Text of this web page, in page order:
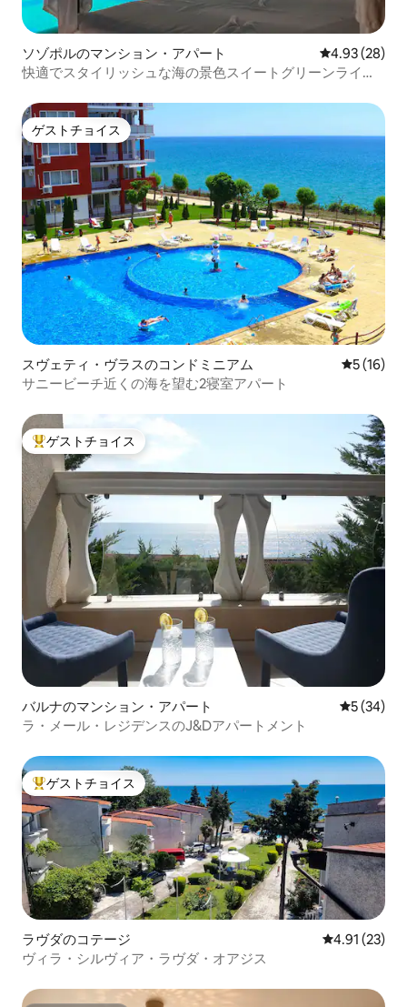
ソゾポルのマンション・アパート レビュー28
4.93 (28)
快適でスタイリッシュな海の景色スイートグリーンライフ
ゲストチョイス
ゲストチョイス
スヴェティ・ヴラスのコンドミニアム レビュー
5 (16)
サニービーチ近くの海を望む2寝室アパート
大好評のゲストチョイスです。
ゲストチョイス
バルナのマンション・アパート レビュー
5 (34)
ラ・メール・レジデンスのJ&Dアパートメント
大好評のゲストチョイスです。
ゲストチョイス
ラヴダのコテージ レビュー23
4.91 (23)
ヴィラ・シルヴィア・ラヴダ・オアジス